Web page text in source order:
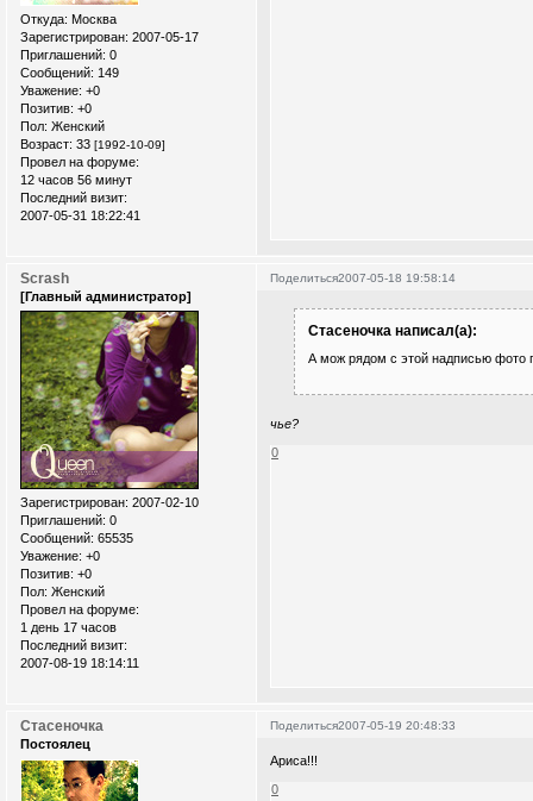
Откуда: Москва
Зарегистрирован: 2007-05-17
Приглашений: 0
Сообщений: 149
Уважение: +0
Позитив: +0
Пол: Женский
Возраст: 33 [1992-10-09]
Провел на форуме:
12 часов 56 минут
Последний визит:
2007-05-31 18:22:41
Поделиться2007-05-18 19:58:14
Scrash
[Главный администратор]
Зарегистрирован: 2007-02-10
Приглашений: 0
Сообщений: 65535
Уважение: +0
Позитив: +0
Пол: Женский
Провел на форуме:
1 день 17 часов
Последний визит:
2007-08-19 18:14:11
Стасеночка написал(а):
А мож рядом с этой надписью фото
чье?
0
Поделиться2007-05-19 20:48:33
Стасеночка
Постоялец
Ариса!!!
0